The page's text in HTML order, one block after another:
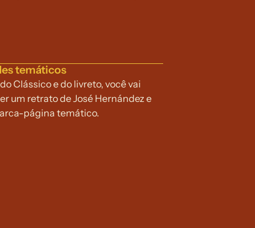
temáticos
Clássico e do livreto, você vai
um retrato de José Hernández e
página temático.